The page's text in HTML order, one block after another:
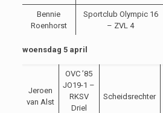
Bennie
Roenhorst
Sportclub Olympic 16
– ZVL 4
woensdag 5 april
Jeroen
van Alst
OVC ’85
JO19-1 –
RKSV
Driel
Scheidsrechter